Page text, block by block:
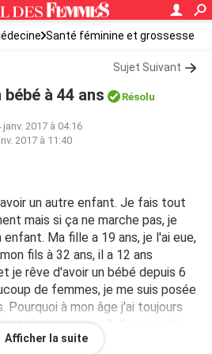
Santé féminine et grossesse
Sujet Suivant
à 44 ans Résolu
2017 à 04:16
2017 à 11:40
un autre enfant. Je fais tout
mais si ça ne marche pas, je
Ma fille a 19 ans, je l'ai eue,
fils à 32 ans, il a 12 ans
je rêve d'avoir un bébé depuis 6
de femmes, je me suis posée
Pourquoi à mon âge j'ai toujours
et de poupouner ? J'en ai parlé
qu'il m'arrivait et il m'a dit que ça
Afficher la suite